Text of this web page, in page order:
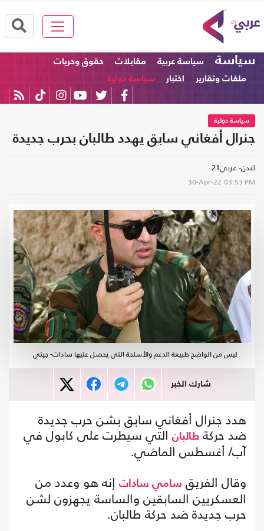
سياسة سياسة عربية مقابلات
حقوق وحريات
ملفات وتقارير
اختبار سياسة دولية
سياسة دولية
جنرال أفغاني سابق يهدد طالبان بحرب جديدة
لندن- عربي21
30-Apr-22 03:53 PM
ليس من الواضح طبيعة الدعم والأسلحة التي يحصل عليها سادات- جيتي
شارك الخبر
هدد جنرال أفغاني سابق بشن حرب جديدة
ضد حركة طالبان التي سيطرت على كابول في
آب/ أغسطس الماضي.
وقال الفريق سامي سادات إنه هو وعدد من
العسكريين السابقين والساسة يجهزون لشن
حرب جديدة ضد حركة طالبان.